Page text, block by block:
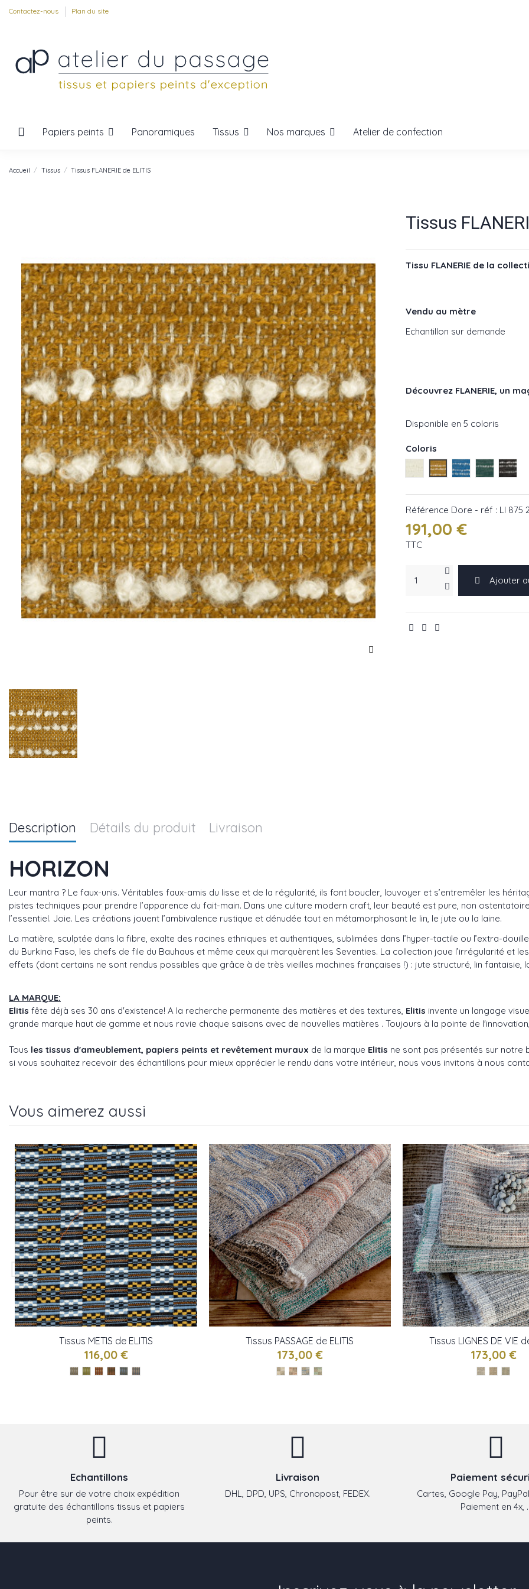
Contactez-nous Plan du site
Papiers peints Panoramiques Tissus Nos marques Atelier de confection
Accueil Tissus Tissus FLANERIE de ELITIS
Tissus
Tissu FLANERIE de la
Vendu au mètre
Echantillon sur demande
Découvrez FLANERIE, un
Disponible en 5 coloris
Coloris
Aube - réf : LI 875 01
Dore - réf : LI 875 22
Bleu - réf : LI 875
Etangs -Nuit
Référence Dore - réf : LI 875
191,00 €
TTC
Ajouter
Description Détails du produit Livraison
HORIZON
Leur mantra ? Le faux-unis. Véritables faux-amis du lisse et de la régularité, ils font boucler, louvoyer et s’entremêler les
pistes techniques pour prendre l’apparence du fait-main. Dans une culture modern craft, leur beauté est pure, non
l’essentiel. Joie. Les créations jouent l’ambivalence rustique et dénudée tout en métamorphosant le lin, le jute ou la laine.
La matière, sculptée dans la fibre, exalte des racines ethniques et authentiques, sublimées dans l’hyper-tactile ou l’extra-
du Burkina Faso, les chefs de file du Bauhaus et même ceux qui marquèrent les Seventies. La collection joue l’irrégularité et
effets (dont certains ne sont rendus possibles que grâce à de très vieilles machines françaises !) : jute structuré, lin fantaisie,
LA MARQUE:
Elitis fête déjà ses 30 ans d'existence! A la recherche permanente des matières et des textures, Elitis invente un langage
grande marque haut de gamme et nous ravie chaque saisons avec de nouvelles matières . Toujours à la pointe de
Tous les tissus d'ameublement, papiers peints et revêtement muraux de la marque Elitis ne sont pas présentés sur notre
si vous souhaitez recevoir des échantillons pour mieux apprécier le rendu dans votre intérieur, nous vous invitons à nous
Vous aimerez aussi
Tissus METIS de ELITIS
116,00 €
Tissus PASSAGE de ELITIS
173,00 €
Tissus LIGNES DE VIE
173,00 €
Echantillons
Pour être sur de votre choix expédition
gratuite des échantillons tissus et papiers
peints.
Livraison
DHL, DPD, UPS, Chronopost, FEDEX.
Paiement
Cartes, Google Pay,
Paiement en 4x,